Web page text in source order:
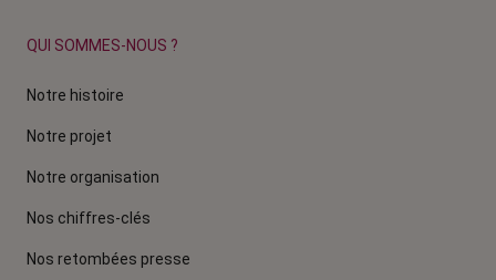
QUI SOMMES-NOUS ?
Notre histoire
Notre projet
Notre organisation
Nos chiffres-clés
Nos retombées presse